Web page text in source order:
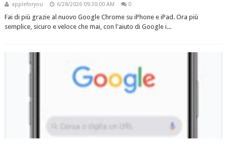
appleforyou 6/28/2026 09:30:00 AM 0
Fai di più grazie al nuovo Google Chrome su iPhone e iPad. Ora più
semplice, sicuro e veloce che mai, con l'aiuto di Google i...